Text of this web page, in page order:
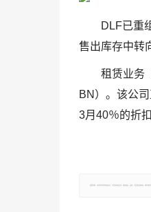
DLF已重
售出库存中转
租赁业务
BN）。该公
3月40％的折
郑重声明：文章仅代表原作者观点，不代表本站立场；如有侵权、违规，可直接反馈本站，我们将会